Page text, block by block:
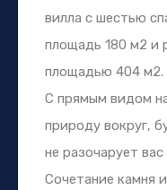
вилла с шестью
площадь 180 м2 и
площадью 404 м2.
С прямым видом
природу вокруг,
не разочарует
Сочетание камня